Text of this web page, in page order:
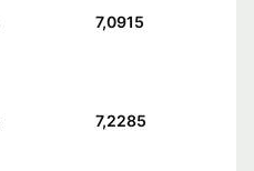
7,0915
7,2285